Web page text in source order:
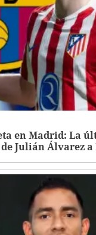
en Madrid: La
Julián Álvarez a